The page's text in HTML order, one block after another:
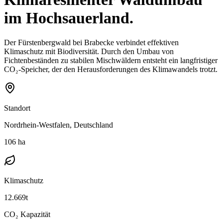
im Hochsauerland.
Der Fürstenbergwald bei Brabecke verbindet effektiven
Klimaschutz mit Biodiversität. Durch den Umbau von
Fichtenbeständen zu stabilen Mischwäldern entsteht ein langfristiger
CO₂-Speicher, der den Herausforderungen des Klimawandels trotzt.
Standort
Nordrhein-Westfalen, Deutschland
106 ha
Klimaschutz
12.669t
CO₂ Kapazität